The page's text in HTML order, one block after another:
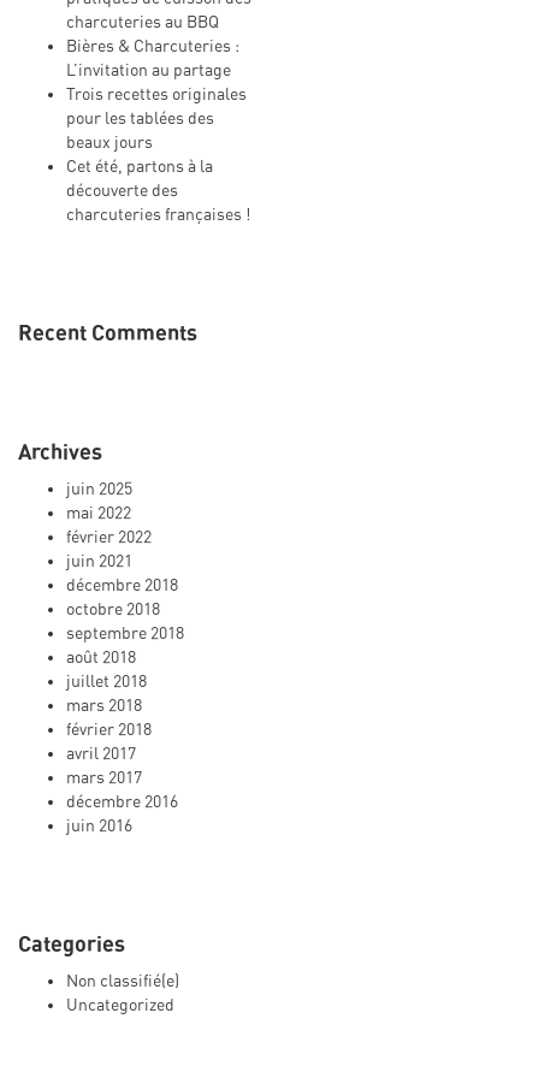
charcuteries au BBQ
Bières & Charcuteries :
L’invitation au partage
Trois recettes originales
pour les tablées des
beaux jours
Cet été, partons à la
découverte des
charcuteries françaises !
Recent Comments
Archives
juin 2025
mai 2022
février 2022
juin 2021
décembre 2018
octobre 2018
septembre 2018
août 2018
juillet 2018
mars 2018
février 2018
avril 2017
mars 2017
décembre 2016
juin 2016
Categories
Non classifié(e)
Uncategorized